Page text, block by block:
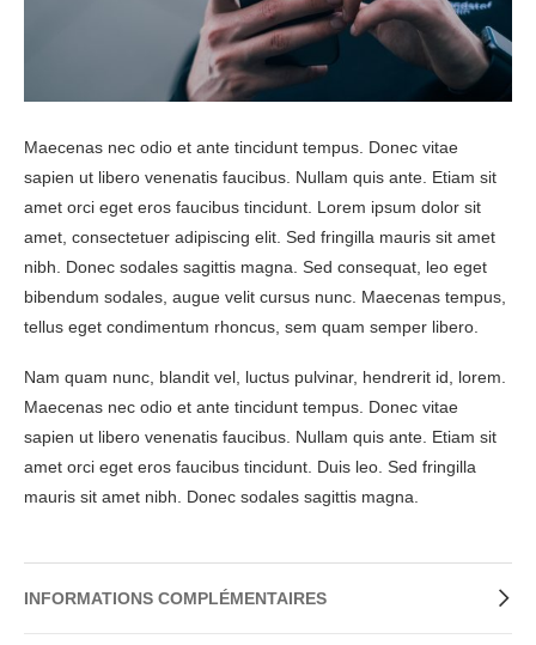
Maecenas nec odio et ante tincidunt tempus. Donec vitae
sapien ut libero venenatis faucibus. Nullam quis ante. Etiam sit
amet orci eget eros faucibus tincidunt. Lorem ipsum dolor sit
amet, consectetuer adipiscing elit. Sed fringilla mauris sit amet
nibh. Donec sodales sagittis magna. Sed consequat, leo eget
bibendum sodales, augue velit cursus nunc. Maecenas tempus,
tellus eget condimentum rhoncus, sem quam semper libero.
Nam quam nunc, blandit vel, luctus pulvinar, hendrerit id, lorem.
Maecenas nec odio et ante tincidunt tempus. Donec vitae
sapien ut libero venenatis faucibus. Nullam quis ante. Etiam sit
amet orci eget eros faucibus tincidunt. Duis leo. Sed fringilla
mauris sit amet nibh. Donec sodales sagittis magna.
INFORMATIONS COMPLÉMENTAIRES